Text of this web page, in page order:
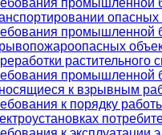
промышленной
растительного
промышленной
к взрывным
к порядку